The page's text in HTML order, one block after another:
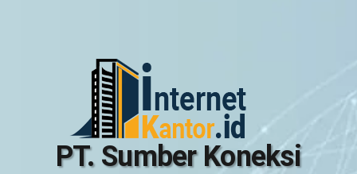
PT. Sumber Koneksi